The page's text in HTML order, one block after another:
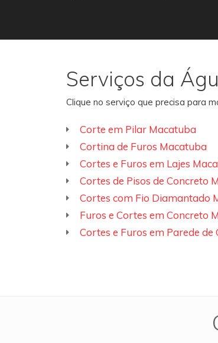
Serviços da
Clique no serviço que precisa para
Corte em Pilar Macatuba
Cortina de Furos Macatuba
Cortes e Furos em Lajes
Cortes de Pisos de Concreto
Cortes com Fio Diamantado
Furos e Cortes em Concreto
Cortes e Furos em Parede